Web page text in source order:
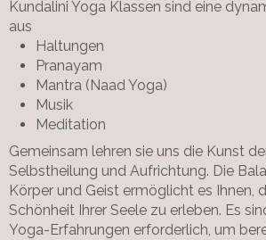
Kundalini Yoga Klassen sind eine
aus
Haltungen
Pranayam
Mantra (Naad Yoga)
Musik
Meditation
Gemeinsam lehren sie uns die Kunst
Selbstheilung und Aufrichtung. Die
Körper und Geist ermöglicht es Ihnen,
Schönheit Ihrer Seele zu erleben. Es
Yoga-Erfahrungen erforderlich, um